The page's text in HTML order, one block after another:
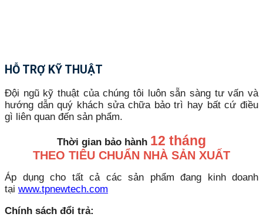
HỖ TRỢ KỸ THUẬT
Đội ngũ kỹ thuật của chúng tôi luôn sẵn sàng tư vấn và
hướng dẫn quý khách sửa chữa bảo trì hay bất cứ điều
gì liên quan đến sản phẩm.
Thời gian bảo hành 12 tháng
THEO TIÊU CHUẨN NHÀ SẢN XUẤT
Áp dụng cho tất cả các sản phẩm đang kinh doanh
tại www.tpnewtech.com
Chính sách đổi trả: